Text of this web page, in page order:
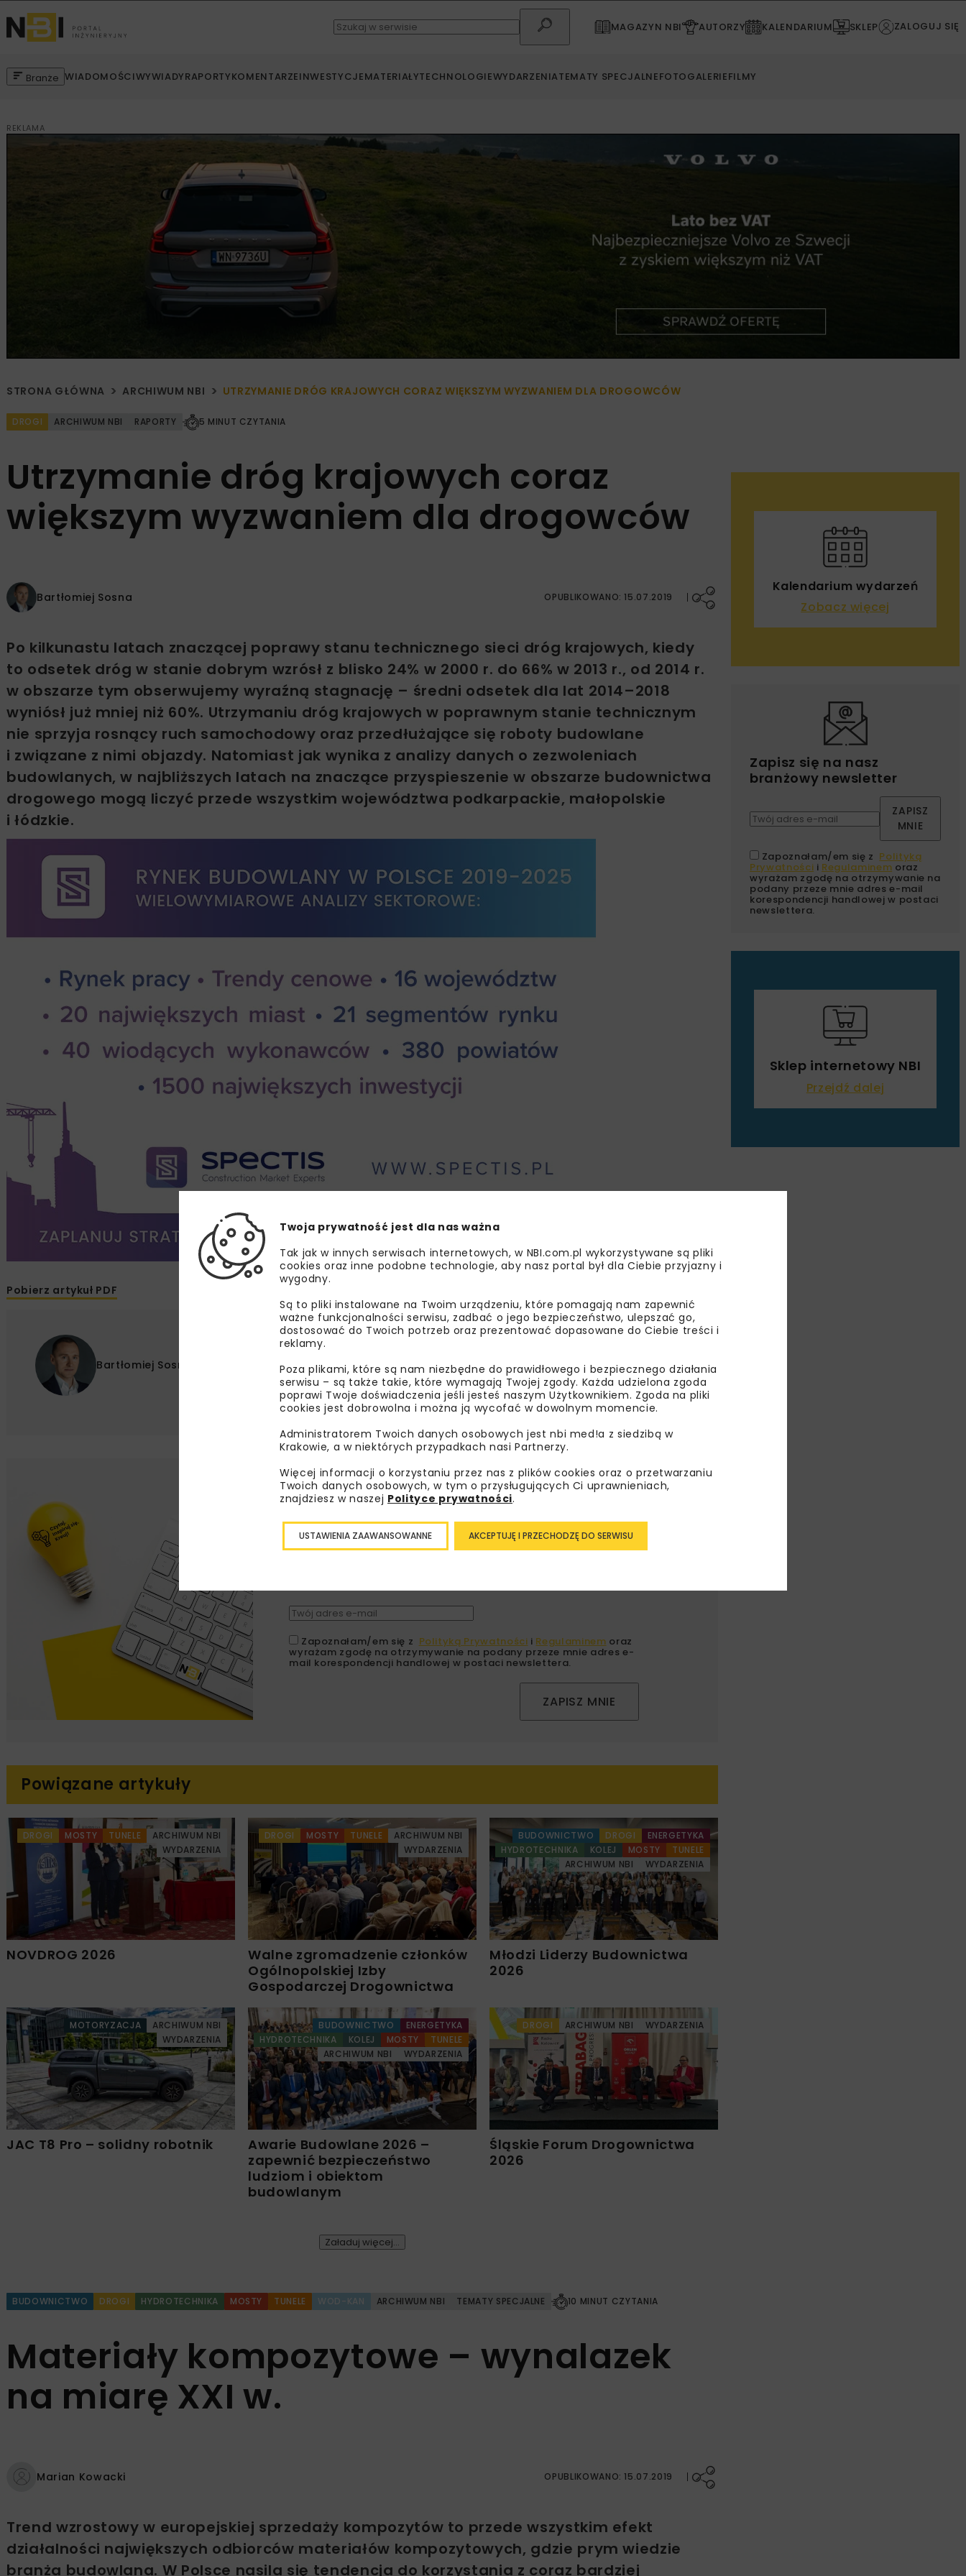
MAGAZYN NBI AUTORZY KALENDARIUM SKLEP ZALOGUJ SIĘ
Branże WIADOMOŚCIWYWIADYRAPORTYKOMENTARZEINWESTYCJEMATERIAŁYTECHNOLOGIEWYDARZENIATEMATY SPECJALNEFOTOGALERIEFILMY
REKLAMA
STRONA GŁÓWNA ARCHIWUM NBI UTRZYMANIE DRÓG KRAJOWYCH CORAZ WIĘKSZYM WYZWANIEM DLA DROGOWCÓW
DROGI ARCHIWUM NBI RAPORTY 5 MINUT CZYTANIA
Utrzymanie dróg krajowych coraz
większym wyzwaniem dla drogowców
Bartłomiej Sosna OPUBLIKOWANO: 15.07.2019
Po kilkunastu latach znaczącej poprawy stanu technicznego sieci dróg krajowych, kiedy
to odsetek dróg w stanie dobrym wzrósł z blisko 24% w 2000 r. do 66% w 2013 r., od 2014 r.
w obszarze tym obserwujemy wyraźną stagnację – średni odsetek dla lat 2014–2018
wyniósł już mniej niż 60%. Utrzymaniu dróg krajowych w poprawnym stanie technicznym
nie sprzyja rosnący ruch samochodowy oraz przedłużające się roboty budowlane
i związane z nimi objazdy. Natomiast jak wynika z analizy danych o zezwoleniach
budowlanych, w najbliższych latach na znaczące przyspieszenie w obszarze budownictwa
drogowego mogą liczyć przede wszystkim województwa podkarpackie, małopolskie
i łódzkie.
Pobierz artykuł PDF
Bartłomiej Sosna
Lubisz wiedzieć więcej?
Zapisz się do newslettera aby otrzymywać od nas
najlepsze informacje branżowe, zaproszenia na
wydarzenia, atrakcyjne oferty i dedykowane akcje
Zapoznałam/em się z Polityką Prywatności i Regulaminem oraz
wyrażam zgodę na otrzymywanie na podany przeze mnie adres e-
mail korespondencji handlowej w postaci newslettera.
ZAPISZ MNIE
Powiązane artykuły
DROGI MOSTY TUNELE
ARCHIWUM NBI
WYDARZENIA
NOVDROG 2026
DROGI MOSTY TUNELE
ARCHIWUM NBI
WYDARZENIA
Walne zgromadzenie członków
Ogólnopolskiej Izby
Gospodarczej Drogownictwa
BUDOWNICTWO DROGI
ENERGETYKA
HYDROTECHNIKA
KOLEJ MOSTY
TUNELE
ARCHIWUM NBI
WYDARZENIA
Młodzi Liderzy Budownictwa
2026
MOTORYZACJA
ARCHIWUM NBI
WYDARZENIA
JAC T8 Pro – solidny robotnik
BUDOWNICTWO
ENERGETYKA
HYDROTECHNIKA
KOLEJ MOSTY
TUNELE
ARCHIWUM NBI
WYDARZENIA
Awarie Budowlane 2026 –
zapewnić bezpieczeństwo
ludziom i obiektom
budowlanym
DROGI ARCHIWUM NBI WYDARZENIA
Śląskie Forum Drogownictwa
2026
Załaduj więcej...
BUDOWNICTWO DROGI HYDROTECHNIKA MOSTY TUNELE WOD-KAN ARCHIWUM NBI TEMATY SPECJALNE 10 MINUT CZYTANIA
Materiały kompozytowe – wynalazek
na miarę XXI w.
Marian Kowacki OPUBLIKOWANO: 15.07.2019
Trend wzrostowy w europejskiej sprzedaży kompozytów to przede wszystkim efekt
działalności największych odbiorców materiałów kompozytowych, gdzie prym wiedzie
branża budowlana. W Polsce nasila się tendencja do korzystania z coraz bardziej
Kalendarium wydarzeń
Zobacz więcej
Zapisz się na nasz
branżowy newsletter
ZAPISZ
MNIE
Zapoznałam/em się z Polityką
Prywatności i Regulaminem oraz
wyrażam zgodę na otrzymywanie na
podany przeze mnie adres e-mail
korespondencji handlowej w postaci
newslettera.
Sklep internetowy NBI
Przejdź dalej
Twoja prywatność jest dla nas ważna
Tak jak w innych serwisach internetowych, w NBI.com.pl wykorzystywane są pliki
cookies oraz inne podobne technologie, aby nasz portal był dla Ciebie przyjazny i
wygodny.
Są to pliki instalowane na Twoim urządzeniu, które pomagają nam zapewnić
ważne funkcjonalności serwisu, zadbać o jego bezpieczeństwo, ulepszać go,
dostosować do Twoich potrzeb oraz prezentować dopasowane do Ciebie treści i
reklamy.
Poza plikami, które są nam niezbędne do prawidłowego i bezpiecznego działania
serwisu – są także takie, które wymagają Twojej zgody. Każda udzielona zgoda
poprawi Twoje doświadczenia jeśli jesteś naszym Użytkownikiem. Zgoda na pliki
cookies jest dobrowolna i można ją wycofać w dowolnym momencie.
Administratorem Twoich danych osobowych jest nbi med!a z siedzibą w
Krakowie, a w niektórych przypadkach nasi Partnerzy.
Więcej informacji o korzystaniu przez nas z plików cookies oraz o przetwarzaniu
Twoich danych osobowych, w tym o przysługujących Ci uprawnieniach,
znajdziesz w naszej Polityce prywatności.
AKCEPTUJĘ I PRZECHODZĘ DO SERWISU
USTAWIENIA ZAAWANSOWANNE